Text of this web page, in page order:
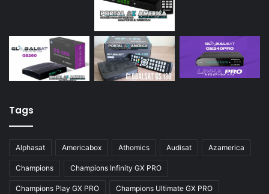
Tags
Alphasat Americabox Athomics Audisat Azamerica
Champions Champions Infinity GX PRO
Champions Play GX PRO Champions Ultimate GX PRO